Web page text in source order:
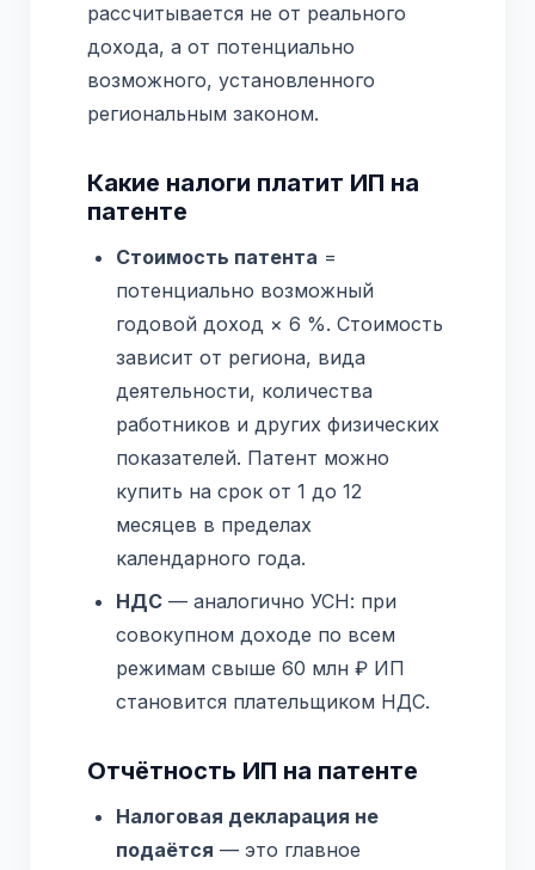
рассчитывается не от реального
дохода, а от потенциально
возможного, установленного
региональным законом.
Какие налоги платит ИП на
патенте
Стоимость патента =
потенциально возможный
годовой доход × 6 %. Стоимость
зависит от региона, вида
деятельности, количества
работников и других физических
показателей. Патент можно
купить на срок от 1 до 12
месяцев в пределах
календарного года.
НДС — аналогично УСН: при
совокупном доходе по всем
режимам свыше 60 млн ₽ ИП
становится плательщиком НДС.
Отчётность ИП на патенте
Налоговая декларация не
подаётся — это главное